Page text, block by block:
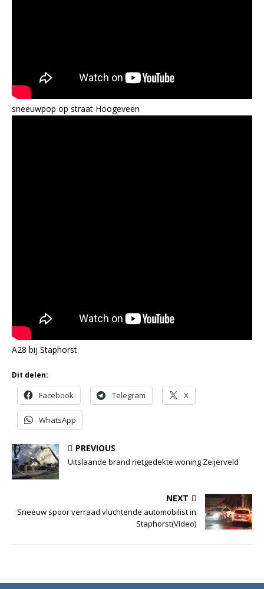
sneeuwpop op straat Hoogeveen
A28 bij Staphorst
Dit delen:
Facebook Telegram X
WhatsApp
PREVIOUS
Uitslaande brand rietgedekte woning Zeijerveld
NEXT
Sneeuw spoor verraad vluchtende automobilist in
Staphorst(Video)